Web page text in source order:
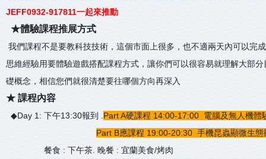
JEFF0932-917811一起來推動
★體驗課程推展方式
我們課程不是要教科技技術，這個市面上很多，也不適兩天內可以完
思維經驗用要體驗遊戲搭配課程方式，讓你們可以很容易就理解大部
礎概念，相信您們就很清楚要往哪個方向再深入
★ 課程內容
◆Day 1: 下午13:30報到 .Part A硬課程 14:00-17:00 電腦及無人機體
Part B應課程 19:00-20:30 手機昆蟲顯微生態
餐食 : 下午茶. 晚餐 : 宜蘭美食/烤肉